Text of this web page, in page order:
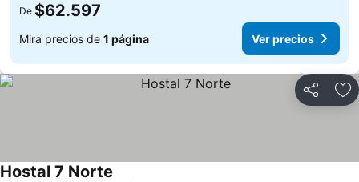
De $62.597
Mira precios de 1 página Ver precios
Compartir
Hostal 7 Norte